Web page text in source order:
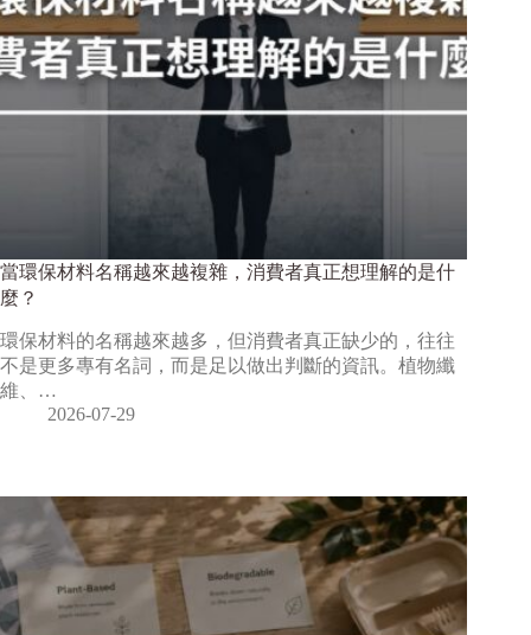
當環保材料名稱越來越複雜，消費者真正想理解的是什
麼？
環保材料的名稱越來越多，但消費者真正缺少的，往往
不是更多專有名詞，而是足以做出判斷的資訊。植物纖
維、…
2026-07-29